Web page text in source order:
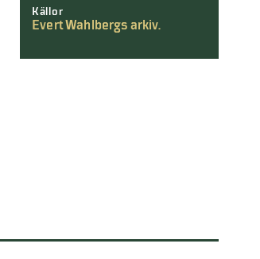
Källor
Evert Wahlbergs arkiv.